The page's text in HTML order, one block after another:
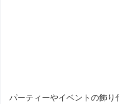
パーティーやイベントの飾り